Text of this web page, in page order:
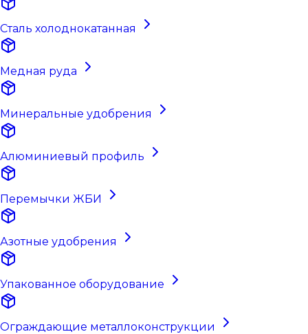
Сталь холоднокатанная
Медная руда
Минеральные удобрения
Алюминиевый профиль
Перемычки ЖБИ
Азотные удобрения
Упакованное оборудование
Ограждающие металлоконструкции